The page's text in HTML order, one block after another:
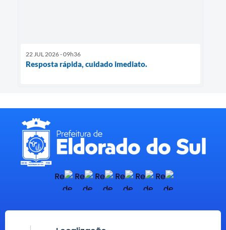
22 JUL 2026 - 09h36
Resposta rápida, cuidado imediato.